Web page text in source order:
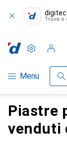
digitec
Trova e
Categoria
Menu Cerca
Impostazioni
Conto
Liste di
Liste dei
Carrello
Piastre
venduti